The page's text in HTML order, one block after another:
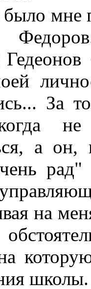
мне
За
а
рад"
на
школы.